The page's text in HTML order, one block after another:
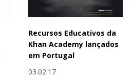
Recursos Educativos da
Khan Academy lançados
em Portugal
03.02.17